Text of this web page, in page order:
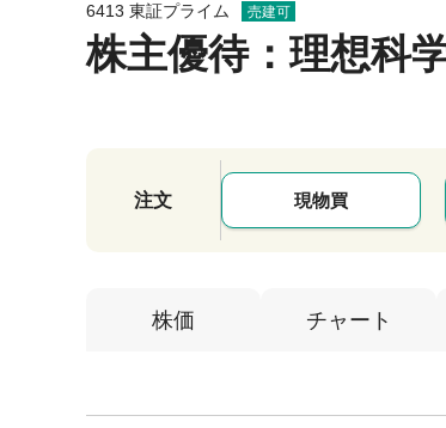
6413 東証プライム 売建可
株主優待：理想科
注文 現物買
株価 チャート